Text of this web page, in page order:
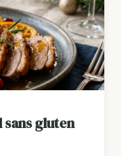
sans gluten